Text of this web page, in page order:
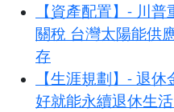
【資產配置】- 川
關稅 台灣太陽能供
存
【生涯規劃】- 退
好就能永續退休生活